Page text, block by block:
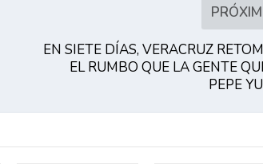
EN SIETE DÍAS, VERACRUZ
EL RUMBO QUE LA GENTE
PEPE